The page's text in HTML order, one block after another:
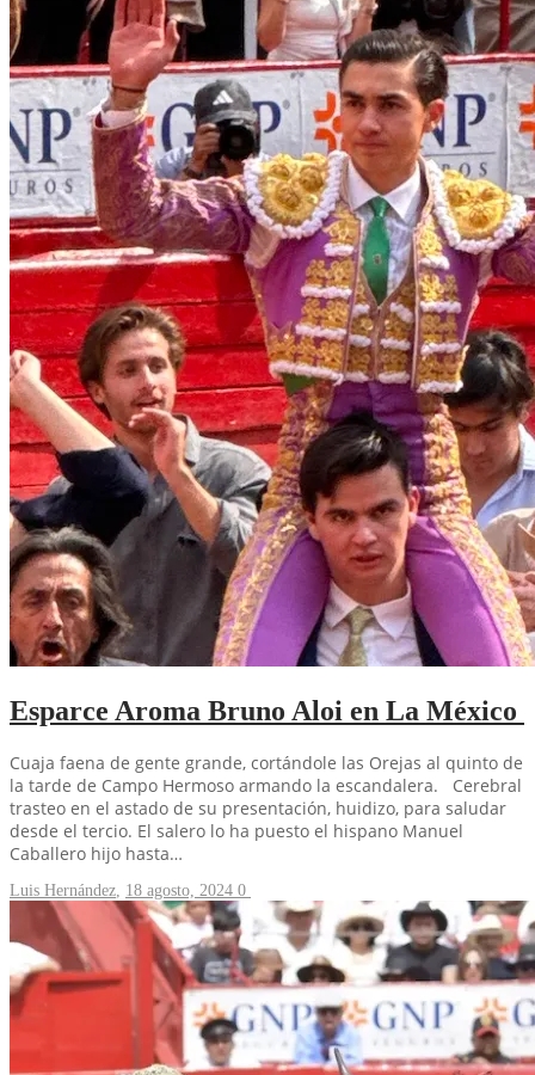
Esparce Aroma Bruno Aloi en La México
Cuaja faena de gente grande, cortándole las Orejas al quinto de
la tarde de Campo Hermoso armando la escandalera. Cerebral
trasteo en el astado de su presentación, huidizo, para saludar
desde el tercio. El salero lo ha puesto el hispano Manuel
Caballero hijo hasta…
Luis Hernández, 18 agosto, 2024 0